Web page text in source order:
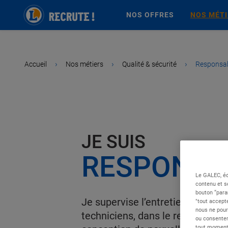
NOS OFFRES NOS
Accueil › Nos métiers › Qualité & sécurité ›
JE SUIS
Je supervise l’entretien
techniciens, dans le respect
Le GALEC,
contenu et
bouton
"tout
nous ne
ou